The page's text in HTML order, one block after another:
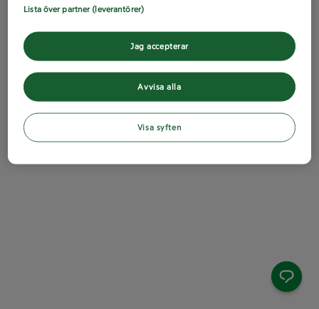
Lista över partner (leverantörer)
Avvisa alla
Jag accepterar
Visa syften